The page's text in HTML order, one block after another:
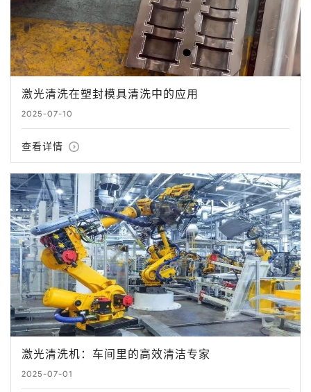
激光清洗在塑封模具清洗中的应用
2025-07-10
查看详情
激光清洗机：车间里的高效清洁专家
2025-07-01